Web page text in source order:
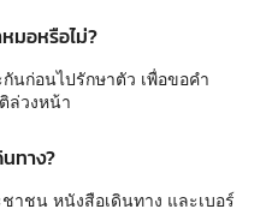
มอหรือไม่?
นก่อนไปรักษาตัว เพื่อขอคำ
ล่วงหน้า
ทาง?
าชน หนังสือเดินทาง และเบอร์